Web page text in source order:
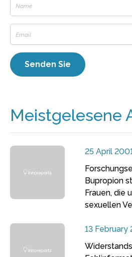
Meistgelesene
25 April
Bupropion
Frauen, die
sexuellen
13 February